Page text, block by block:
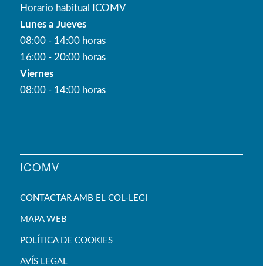
Horario habitual ICOMV
Lunes a Jueves
08:00 - 14:00 horas
16:00 - 20:00 horas
Viernes
08:00 - 14:00 horas
ICOMV
CONTACTAR AMB EL COL-LEGI
MAPA WEB
POLÍTICA DE COOKIES
AVÍS LEGAL